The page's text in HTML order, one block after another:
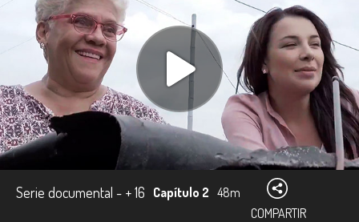
Serie documental - + 16 Capítulo 2 48m
COMPARTIR